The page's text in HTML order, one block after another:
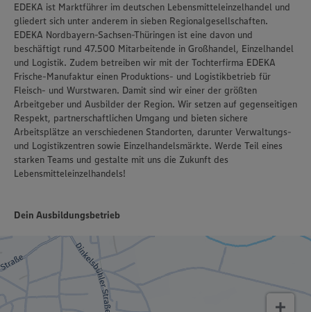
EDEKA ist Marktführer im deutschen Lebensmitteleinzelhandel und
gliedert sich unter anderem in sieben Regionalgesellschaften.
EDEKA Nordbayern-Sachsen-Thüringen ist eine davon und
beschäftigt rund 47.500 Mitarbeitende in Großhandel, Einzelhandel
und Logistik. Zudem betreiben wir mit der Tochterfirma EDEKA
Frische-Manufaktur einen Produktions- und Logistikbetrieb für
Fleisch- und Wurstwaren. Damit sind wir einer der größten
Arbeitgeber und Ausbilder der Region. Wir setzen auf gegenseitigen
Respekt, partnerschaftlichen Umgang und bieten sichere
Arbeitsplätze an verschiedenen Standorten, darunter Verwaltungs-
und Logistikzentren sowie Einzelhandelsmärkte. Werde Teil eines
starken Teams und gestalte mit uns die Zukunft des
Lebensmitteleinzelhandels!
Dein Ausbildungsbetrieb